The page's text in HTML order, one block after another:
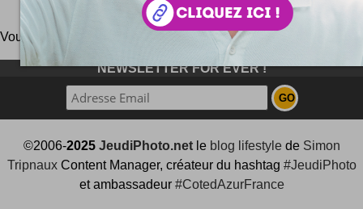
Vous pouvez aussi parcourir le blog au hasard
NEWSLETTER FOR EVER !
©2006-2025 JeudiPhoto.netle blog lifestylede Simon
TripnauxContent Manager, créateur du hashtag #JeudiPhoto
et ambassadeur #CotedAzurFrance